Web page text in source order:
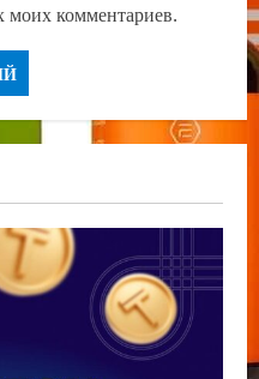
моих комментариев.